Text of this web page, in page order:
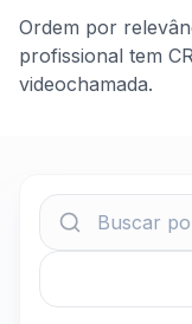
Ordem por
profissional tem
videochamada.